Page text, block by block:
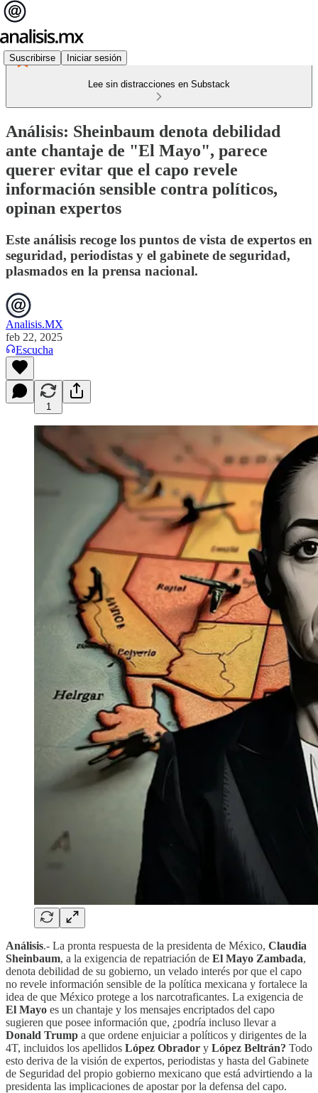
Suscribirse Iniciar sesión
Lee sin distracciones en Substack
Análisis: Sheinbaum denota debilidad
ante chantaje de "El Mayo", parece
querer evitar que el capo revele
información sensible contra políticos,
opinan expertos
Este análisis recoge los puntos de vista de expertos en
seguridad, periodistas y el gabinete de seguridad,
plasmados en la prensa nacional.
Analisis.MX
feb 22, 2025
Escucha
1
Análisis.- La pronta respuesta de la presidenta de México, Claudia
Sheinbaum, a la exigencia de repatriación de El Mayo Zambada,
denota debilidad de su gobierno, un velado interés por que el capo
no revele información sensible de la política mexicana y fortalece la
idea de que México protege a los narcotraficantes. La exigencia de
El Mayo es un chantaje y los mensajes encriptados del capo
sugieren que posee información que, ¿podría incluso llevar a
Donald Trump a que ordene enjuiciar a políticos y dirigentes de la
4T, incluidos los apellidos López Obrador y López Beltrán? Todo
esto deriva de la visión de expertos, periodistas y hasta del Gabinete
de Seguridad del propio gobierno mexicano que está advirtiendo a la
presidenta las implicaciones de apostar por la defensa del capo.